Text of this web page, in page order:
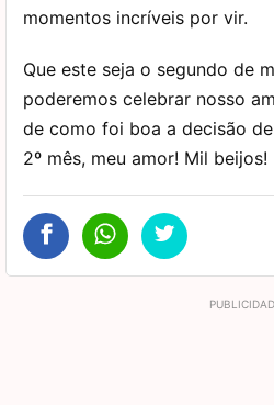
momentos incríveis por vir.
Que este seja o segundo de
poderemos celebrar nosso
de como foi boa a decisão
2º mês, meu amor! Mil beijos!